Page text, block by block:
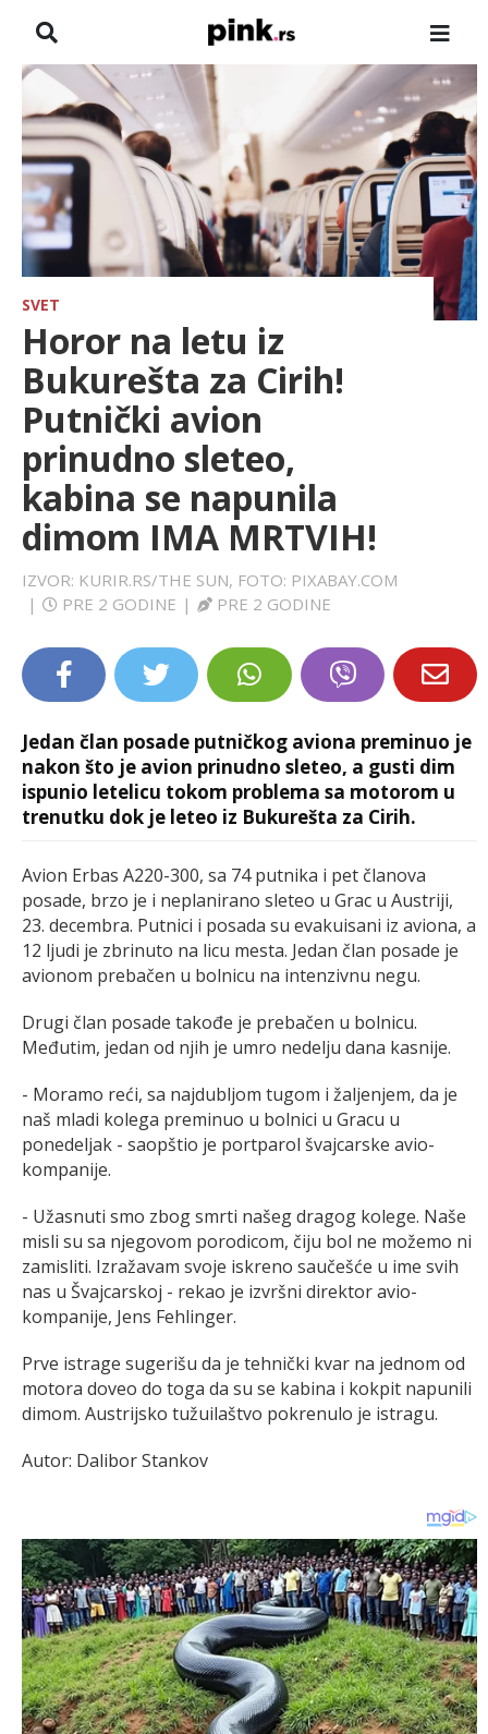
NASLOVNA
VESTI
ZADRUGA
SHOWBIZ
HRONIKA
FARMERI
TV
SPORT
LIFESTYLE
SVET
Horor na letu iz
Bukurešta za Cirih!
Putnički avion
prinudno sleteo,
kabina se napunila
dimom IMA MRTVIH!
IZVOR: KURIR.RS/THE SUN, FOTO: PIXABAY.COM
|
PRE 2 GODINE | PRE 2 GODINE
Jedan član posade putničkog aviona preminuo je
nakon što je avion prinudno sleteo, a gusti dim
ispunio letelicu tokom problema sa motorom u
trenutku dok je leteo iz Bukurešta za Cirih.
Avion Erbas A220-300, sa 74 putnika i pet članova
posade, brzo je i neplanirano sleteo u Grac u Austriji,
23. decembra. Putnici i posada su evakuisani iz aviona, a
12 ljudi je zbrinuto na licu mesta. Jedan član posade je
avionom prebačen u bolnicu na intenzivnu negu.
Drugi član posade takođe je prebačen u bolnicu.
Međutim, jedan od njih je umro nedelju dana kasnije.
- Moramo reći, sa najdubljom tugom i žaljenjem, da je
naš mladi kolega preminuo u bolnici u Gracu u
ponedeljak - saopštio je portparol švajcarske avio-
kompanije.
- Užasnuti smo zbog smrti našeg dragog kolege. Naše
misli su sa njegovom porodicom, čiju bol ne možemo ni
zamisliti. Izražavam svoje iskreno saučešće u ime svih
nas u Švajcarskoj - rekao je izvršni direktor avio-
kompanije, Jens Fehlinger.
Prve istrage sugerišu da je tehnički kvar na jednom od
motora doveo do toga da su se kabina i kokpit napunili
dimom. Austrijsko tužuilaštvo pokrenulo je istragu.
Autor: Dalibor Stankov